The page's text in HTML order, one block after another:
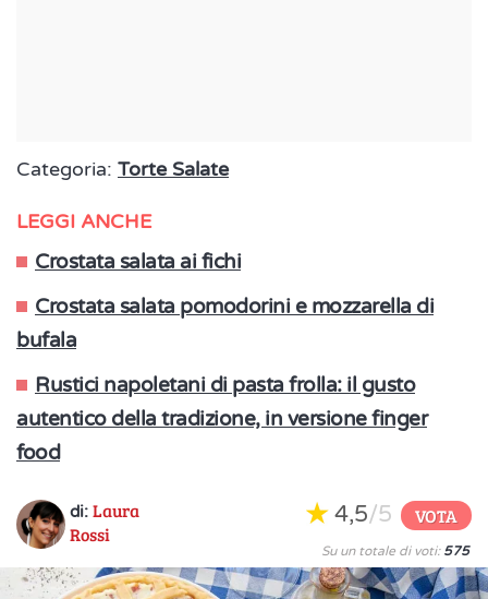
Categoria: Torte Salate
LEGGI ANCHE
Crostata salata ai fichi
Crostata salata pomodorini e mozzarella di
bufala
Rustici napoletani di pasta frolla: il gusto
autentico della tradizione, in versione finger
food
di: Laura
Rossi
4,5/5 VOTA
Su un totale di voti: 575